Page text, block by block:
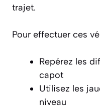
trajet.
Pour effectuer ces
Repérez les
capot
Utilisez les
niveau